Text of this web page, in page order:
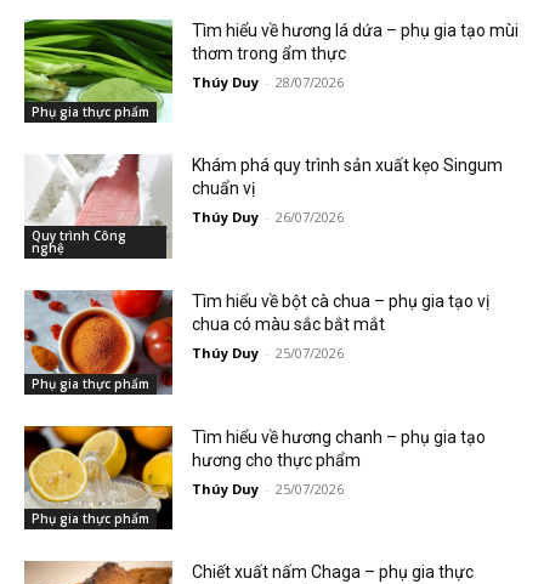
Phụ gia thực phẩm
Tìm hiểu về hương lá dứa – phụ gia tạo mùi
thơm trong ẩm thực
Thúy Duy - 28/07/2026
Quy trình Công
nghệ
Khám phá quy trình sản xuất kẹo Singum
chuẩn vị
Thúy Duy - 26/07/2026
Phụ gia thực phẩm
Tìm hiểu về bột cà chua – phụ gia tạo vị
chua có màu sắc bắt mắt
Thúy Duy - 25/07/2026
Phụ gia thực phẩm
Tìm hiểu về hương chanh – phụ gia tạo
hương cho thực phẩm
Thúy Duy - 25/07/2026
Chiết xuất nấm Chaga – phụ gia thực